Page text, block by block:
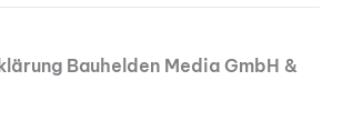
Bauhelden Media GmbH &